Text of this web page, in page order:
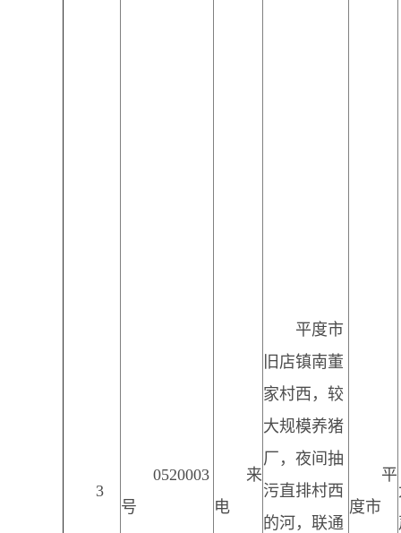
3
0520003
号
来
电
平度市
旧店镇南董
家村西，较
大规模养猪
厂，夜间抽
污直排村西
的河，联通
平
度市